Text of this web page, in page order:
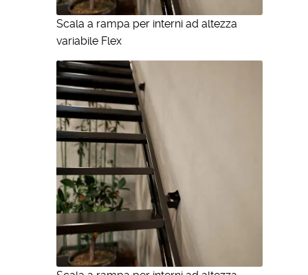
Scala a rampa per interni ad altezza
variabile Flex